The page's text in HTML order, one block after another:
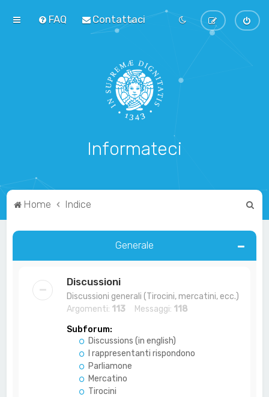
FAQ Contattaci
Informateci
Home Indice
r
Generale
Discussioni
Discussioni generali (Tirocini, mercatini, ecc.)
Argomenti: 113 Messaggi: 118
Subforum:
Discussions (in english)
I rappresentanti rispondono
Parliamone
Mercatino
Tirocini